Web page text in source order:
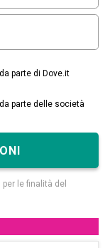
parte di Dove.it
parte delle società
le finalità del